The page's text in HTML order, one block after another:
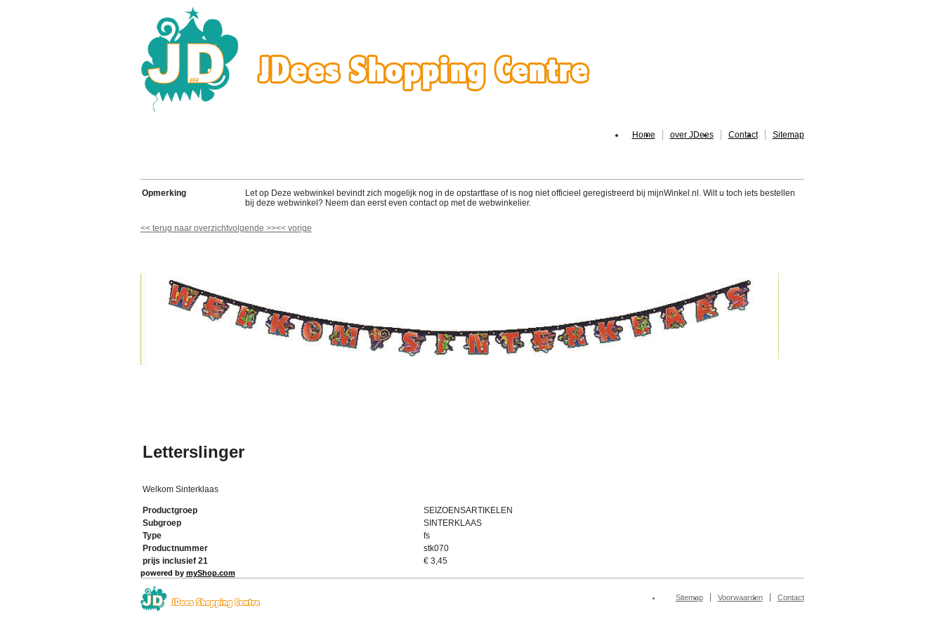
Home over JDees Contact Sitemap
Opmerking
Let op Deze webwinkel bevindt zich mogelijk nog in de opstartfase of is nog niet officieel geregistreerd bij mijnWinkel.nl. Wilt u toch iets bestellen
bij deze webwinkel? Neem dan eerst even contact op met de webwinkelier.
<< terug naar overzichtvolgende >><< vorige
Letterslinger
Welkom Sinterklaas
Productgroep
SEIZOENSARTIKELEN
Subgroep
SINTERKLAAS
Type
fs
Productnummer
stk070
prijs inclusief 21
€ 3,45
powered by myShop.com
Sitemap Voorwaarden Contact